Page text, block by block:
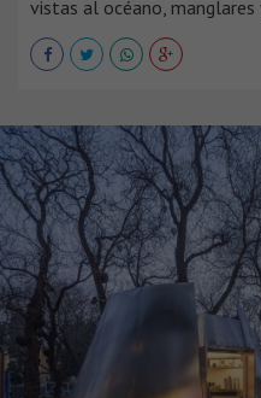
vistas al océano,